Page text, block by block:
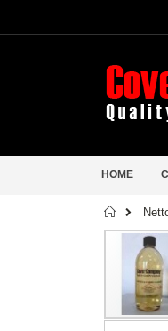
HOME
Accueil
Passer
galerie